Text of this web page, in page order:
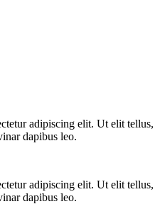
adipiscing elit. Ut elit tellus,
dapibus leo.
adipiscing elit. Ut elit tellus,
dapibus leo.